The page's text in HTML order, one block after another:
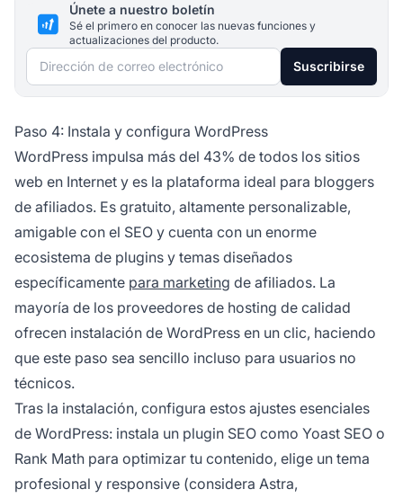
Únete a nuestro boletín
Sé el primero en conocer las nuevas funciones y
actualizaciones del producto.
Dirección de correo electrónico Suscribirse
Paso 4: Instala y configura WordPress
WordPress impulsa más del 43% de todos los sitios
web en Internet y es la plataforma ideal para bloggers
de afiliados. Es gratuito, altamente personalizable,
amigable con el SEO y cuenta con un enorme
ecosistema de plugins y temas diseñados
específicamente para marketing de afiliados. La
mayoría de los proveedores de hosting de calidad
ofrecen instalación de WordPress en un clic, haciendo
que este paso sea sencillo incluso para usuarios no
técnicos.
Tras la instalación, configura estos ajustes esenciales
de WordPress: instala un plugin SEO como Yoast SEO o
Rank Math para optimizar tu contenido, elige un tema
profesional y responsive (considera Astra,